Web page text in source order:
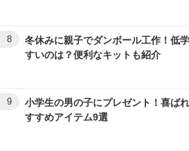
8
冬休みに親子でダンボール工作！低
すいのは？便利なキットも紹介
9
小学生の男の子にプレゼント！喜ば
すすめアイテム9選